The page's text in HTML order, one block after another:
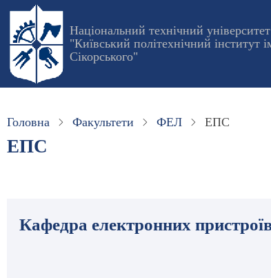
Перейти
основного
вмісту
Національний технічний
"Київський політехнічний інститут
Сікорського"
Головна Факультети ФЕЛ ЕПС
ЕПС
Кафедра електронних